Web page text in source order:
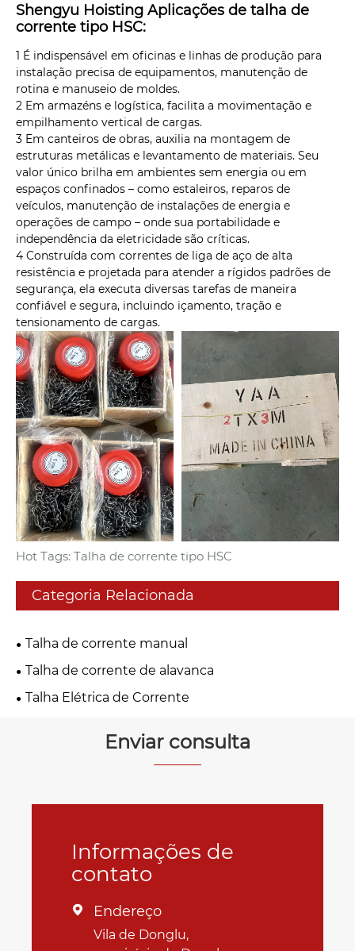
Shengyu Hoisting Aplicações de talha de
corrente tipo HSC:
1 É indispensável em oficinas e linhas de produção para
instalação precisa de equipamentos, manutenção de
rotina e manuseio de moldes.
2 Em armazéns e logística, facilita a movimentação e
empilhamento vertical de cargas.
3 Em canteiros de obras, auxilia na montagem de
estruturas metálicas e levantamento de materiais. Seu
valor único brilha em ambientes sem energia ou em
espaços confinados – como estaleiros, reparos de
veículos, manutenção de instalações de energia e
operações de campo – onde sua portabilidade e
independência da eletricidade são críticas.
4 Construída com correntes de liga de aço de alta
resistência e projetada para atender a rígidos padrões de
segurança, ela executa diversas tarefas de maneira
confiável e segura, incluindo içamento, tração e
tensionamento de cargas.
Hot Tags: Talha de corrente tipo HSC
Categoria Relacionada
Talha de corrente manual
Talha de corrente de alavanca
Talha Elétrica de Corrente
Enviar consulta
Informações de
contato
 Endereço
Vila de Donglu,